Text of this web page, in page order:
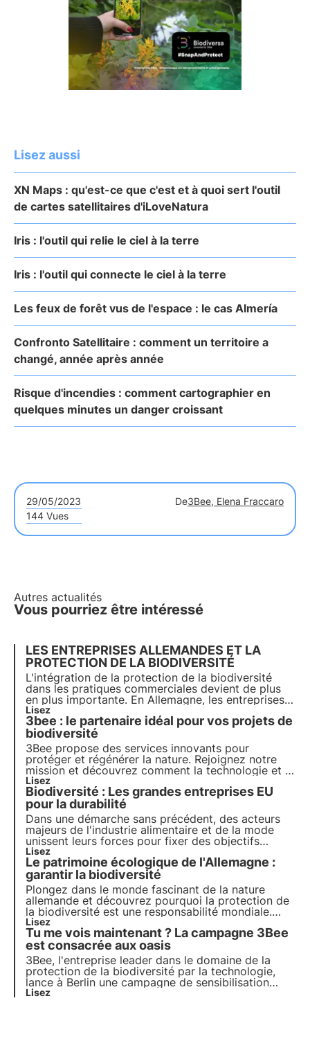
Lisez aussi
XN Maps : qu'est-ce que c'est et à quoi sert l'outil
de cartes satellitaires d'iLoveNatura
Iris : l'outil qui relie le ciel à la terre
Iris : l'outil qui connecte le ciel à la terre
Les feux de forêt vus de l'espace : le cas Almería
Confronto Satellitaire : comment un territoire a
changé, année après année
Risque d'incendies : comment cartographier en
quelques minutes un danger croissant
29/05/2023 De3Bee, Elena Fraccaro
144 Vues
Autres actualités
Vous pourriez être intéressé
LES ENTREPRISES ALLEMANDES ET LA
PROTECTION DE LA BIODIVERSITÉ
L'intégration de la protection de la biodiversité
dans les pratiques commerciales devient de plus
en plus importante. En Allemagne, les entreprises
peuvent s'appuyer sur un certain nombre de
projets, d'initiatives et de partenaires pour établir
de nouvelles normes en matière de comportement
responsable des entreprises.
Lisez
3bee : le partenaire idéal pour vos projets de
biodiversité
3Bee propose des services innovants pour
protéger et régénérer la nature. Rejoignez notre
mission et découvrez comment la technologie et la
durabilité se rejoignent pour créer un avenir plus
vert pour les entreprises et la planète.
Lisez
Biodiversité : Les grandes entreprises EU
pour la durabilité
Dans une démarche sans précédent, des acteurs
majeurs de l'industrie alimentaire et de la mode
unissent leurs forces pour fixer des objectifs
scientifiques en matière de préservation de la
biodiversité.
Lisez
Le patrimoine écologique de l'Allemagne :
garantir la biodiversité
Plongez dans le monde fascinant de la nature
allemande et découvrez pourquoi la protection de
la biodiversité est une responsabilité mondiale.
Apprends à connaître les mesures de conservation
des habitats, la protection des océans et le rôle de
la recherche dans la gestion de la biodiversité.
Lisez
Tu me vois maintenant ? La campagne 3Bee
est consacrée aux oasis
3Bee, l'entreprise leader dans le domaine de la
protection de la biodiversité par la technologie,
lance à Berlin une campagne de sensibilisation
unique et attrayante pour promouvoir la
Lisez